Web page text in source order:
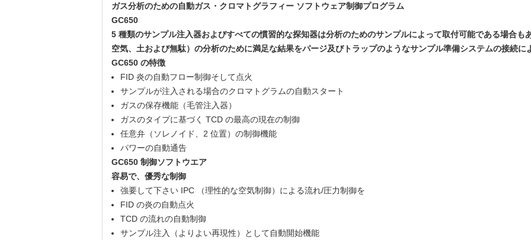
ガス分析のための自動ガス・クロマトグラフィー ソフトウェア制御プログラム
GC650
5 種類のサンプル注入器およびすべての慣習的な探知器は分析のためのサンプルによって取付可能である場合も
空気、土および無駄）の分析のために満足な結果をパージ及びトラップのようなサンプル準備システムの接続に
GC650 の特徴
FID 炎の自動フロー制御そして点火
サンプルが注入される場合のクロマトグラムの自動スタート
ガスの保存機能（毛管注入器）
ガスのタイプに基づく TCD の最高の現在の制御
任意弁（ソレノイド、2 位置）の制御機能
パワーの自動通告
GC650 制御ソフトウエア
容易で、優秀な制御
強要して下さい IPC （理性的な空気制御）による流れ/圧力制御を
FID の炎の自動点火
TCD の流れの自動制御
サンプル注入（よりよい再現性）として自動開始機能